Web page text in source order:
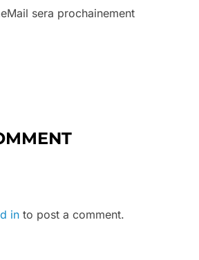
sera prochainement
into post a comment.